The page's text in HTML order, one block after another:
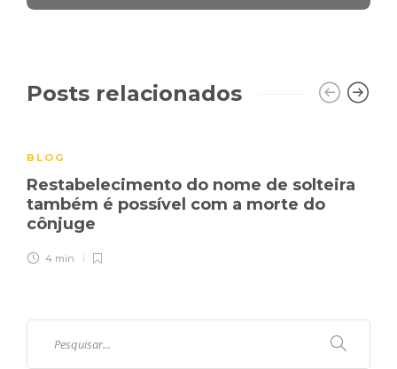
Posts relacionados
BLOG
Restabelecimento do nome de solteira
também é possível com a morte do
cônjuge
4 min